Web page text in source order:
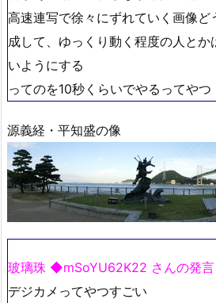
高速連写で徐々にずれていく画像ど
成して、ゆっくり動く程度の人とか
いようにする
ってのを10秒くらいでやるってやつ
源義経・平知盛の像
玻璃珠 ◆mSoYU62K22 さんの発言
デジカメってやつすごい